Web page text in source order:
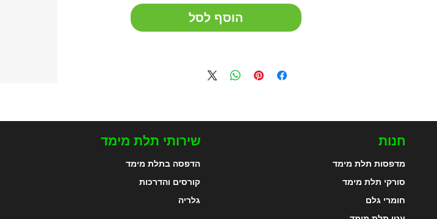
הוסף לסל
שירותי תלת מימד
הדפסה בתלת מימד
קורסים והדרכות
גלריה
חנות
מדפסות תלת מימד
סורקי תלת מימד
חומרי גלם